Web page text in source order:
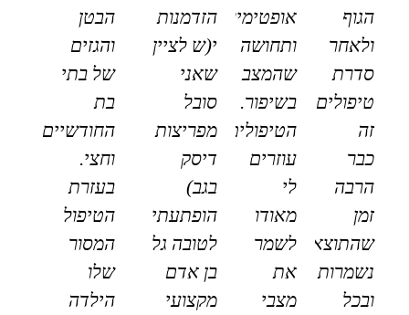
הגוף
ולאחר
סדרת
טיפולים
זה
כבר
הרבה
זמן
שהתוצאות
נשמרות
ובכל
אופטימיות
ותחושה
שהמצב
בשיפור.
הטיפולים
עוזרים
לי
מאודו
לשמר
את
מצבי
הזדמנות
י(ש לציין
שאני
סובל
מפריצות
דיסק
בגב)
הופתעתי
לטובה גל
בן אדם
מקצועי
הבטן
והגזים
של בתי
בת
החודשיים
וחצי.
בעזרת
הטיפול
המסור
שלו
הילדה